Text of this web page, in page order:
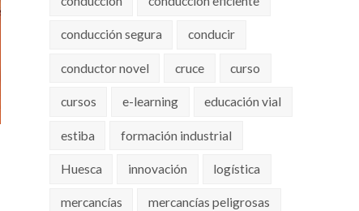
conducción segura conducir
conductor novel cruce curso
cursos e-learning educación vial
estiba formación industrial
Huesca innovación logística
mercancías mercancías peligrosas